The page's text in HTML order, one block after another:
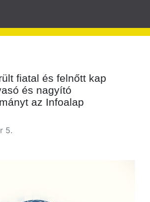
fiatal és felnőtt kap
és nagyító
az Infoalap
5.